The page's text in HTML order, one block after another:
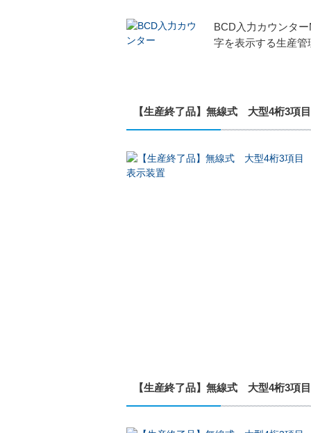
BCD入力カウンタ
字を表示する生産
【生産終了品】無線式 大型4桁3
【生産終了品】無線式 大型4桁3